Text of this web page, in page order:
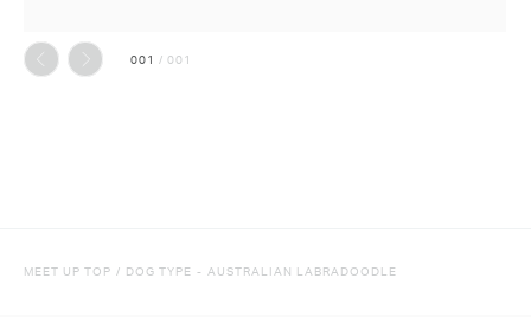
前へ 次へ 001 /001
MEET UP TOP / DOG TYPE - AUSTRALIAN LABRADOODLE